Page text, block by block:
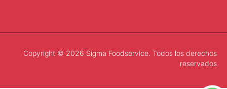
Copyright © 2026 Sigma Foodservice. Todos los derechos
reservados